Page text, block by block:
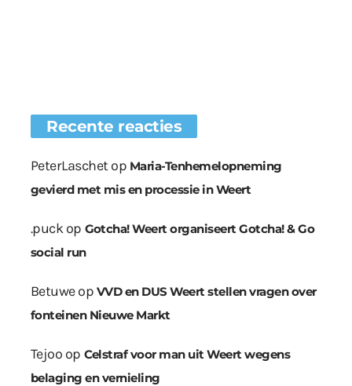
Recente reacties
PeterLaschetop Maria-Tenhemelopneming
gevierd met mis en processie in Weert
.puckop Gotcha! Weert organiseert Gotcha! & Go
social run
Betuweop VVD en DUS Weert stellen vragen over
fonteinen Nieuwe Markt
Tejoo op Celstraf voor man uit Weert wegens
belaging en vernieling